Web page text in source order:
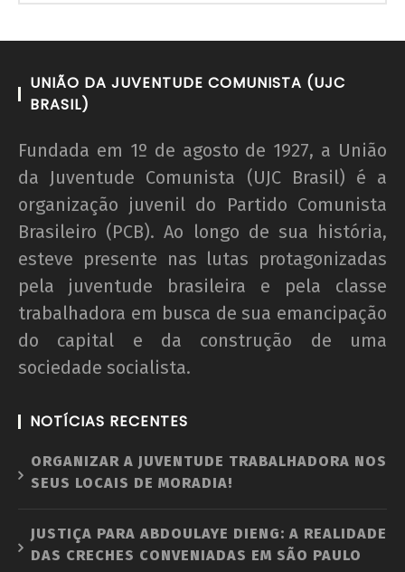
UNIÃO DA JUVENTUDE COMUNISTA (UJC
BRASIL)
Fundada em 1º de agosto de 1927, a União
da Juventude Comunista (UJC Brasil) é a
organização juvenil do Partido Comunista
Brasileiro (PCB). Ao longo de sua história,
esteve presente nas lutas protagonizadas
pela juventude brasileira e pela classe
trabalhadora em busca de sua emancipação
do capital e da construção de uma
sociedade socialista.
NOTÍCIAS RECENTES
ORGANIZAR A JUVENTUDE TRABALHADORA NOS
SEUS LOCAIS DE MORADIA!
JUSTIÇA PARA ABDOULAYE DIENG: A REALIDADE
DAS CRECHES CONVENIADAS EM SÃO PAULO